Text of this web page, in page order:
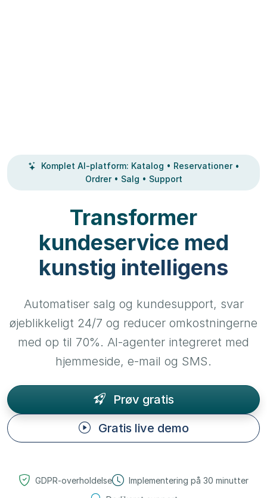
Komplet AI-platform: Katalog • Reservationer •
Ordrer • Salg • Support
Transformer
kundeservice med
kunstig intelligens
Automatiser salg og kundesupport, svar
øjeblikkeligt 24/7 og reducer omkostningerne
med op til 70%. AI-agenter integreret med
hjemmeside, e-mail og SMS.
Prøv gratis
Gratis live demo
GDPR-overholdelse
Implementering på 30 minutter